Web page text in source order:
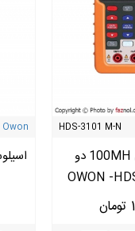
HDS-3101 M-N
اسیلوسکوپ دستی 100MH دو
Owon